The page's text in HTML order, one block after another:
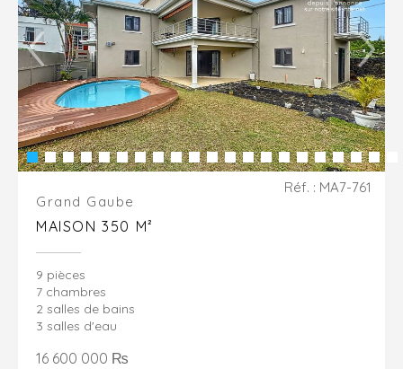
Grand Gaube
MAISON 350 M²
9 pièces
7 chambres
2 salles de bains
3 salles d'eau
16 600 000 ₨
Réf. : MA7-761